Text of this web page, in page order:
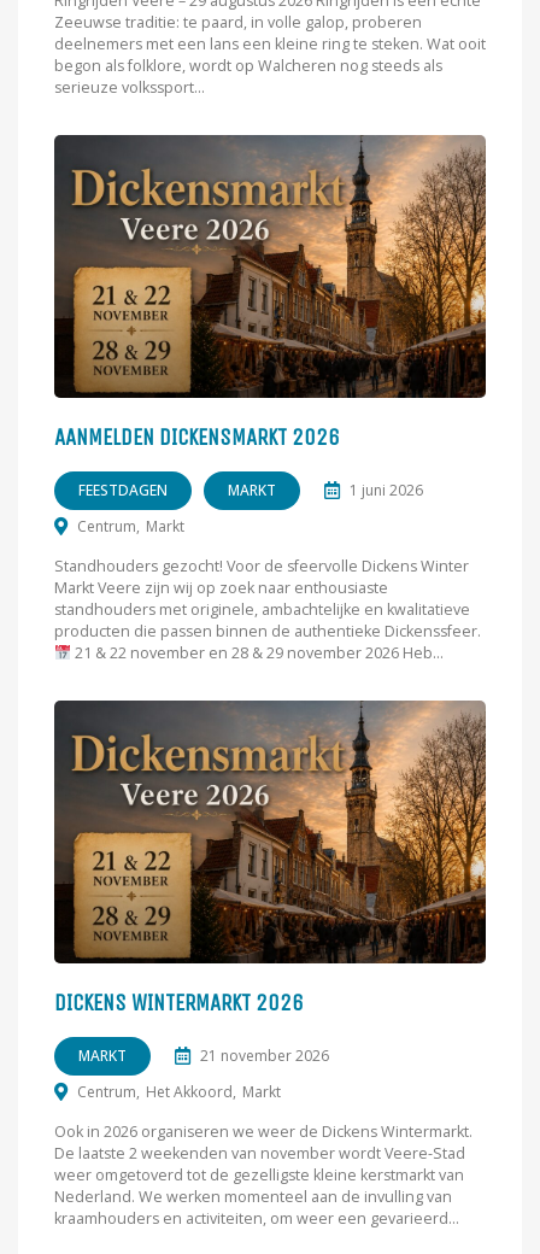
Zeeuwse traditie: te paard, in volle galop, proberen
deelnemers met een lans een kleine ring te steken. Wat ooit
begon als folklore, wordt op Walcheren nog steeds als
serieuze volkssport...
AANMELDEN DICKENSMARKT 2026
FEESTDAGEN MARKT
1 juni 2026
Centrum Markt
Standhouders gezocht! Voor de sfeervolle Dickens Winter
Markt Veere zijn wij op zoek naar enthousiaste
standhouders met originele, ambachtelijke en kwalitatieve
producten die passen binnen de authentieke Dickenssfeer.
21 & 22 november en 28 & 29 november 2026 Heb...
DICKENS WINTERMARKT 2026
MARKT
21 november 2026
Centrum Het Akkoord Markt
Ook in 2026 organiseren we weer de Dickens Wintermarkt.
De laatste 2 weekenden van november wordt Veere-Stad
weer omgetoverd tot de gezelligste kleine kerstmarkt van
Nederland. We werken momenteel aan de invulling van
kraamhouders en activiteiten, om weer een gevarieerd...